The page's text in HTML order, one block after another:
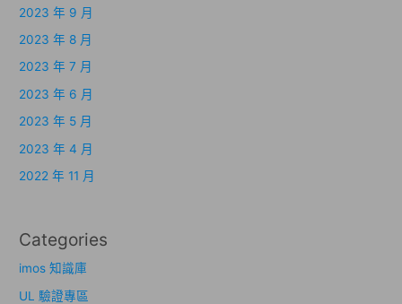
2023 年 9 月
2023 年 8 月
2023 年 7 月
2023 年 6 月
2023 年 5 月
2023 年 4 月
2022 年 11 月
Categories
imos 知識庫
UL 驗證專區